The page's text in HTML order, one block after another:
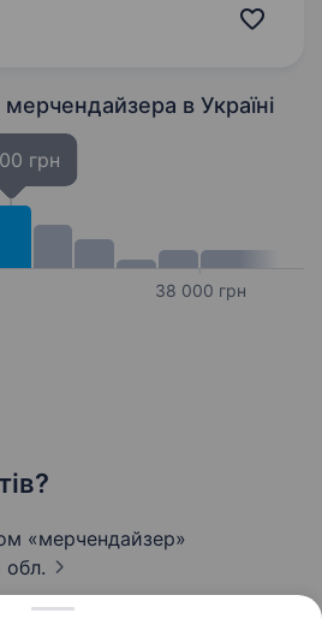
шукаємо в свою команду
мерчендайзера в Україні
грн
38 000 грн
«мерчендайзер»
обл.